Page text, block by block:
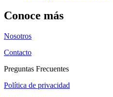
Conoce más
Nosotros
Contacto
Preguntas Frecuentes
Política de privacidad